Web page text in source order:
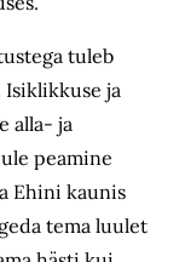
tuleb
Isiklikkuse ja
alla- ja
peamine
Ehini kaunis
tema luulet